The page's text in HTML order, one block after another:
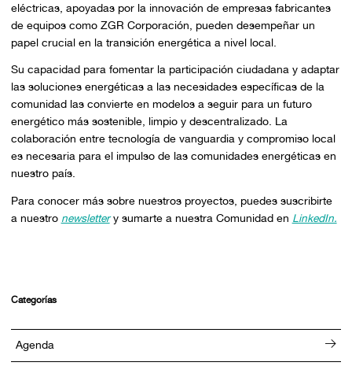
eléctricas, apoyadas por la innovación de empresas fabricantes
de equipos como ZGR Corporación, pueden desempeñar un
papel crucial en la transición energética a nivel local.
Su capacidad para fomentar la participación ciudadana y adaptar
las soluciones energéticas a las necesidades específicas de la
comunidad las convierte en modelos a seguir para un futuro
energético más sostenible, limpio y descentralizado. La
colaboración entre tecnología de vanguardia y compromiso local
es necesaria para el impulso de las comunidades energéticas en
nuestro país.
Para conocer más sobre nuestros proyectos, puedes suscribirte
a nuestro newslettery sumarte a nuestra Comunidad en LinkedIn.
Categorías
Agenda